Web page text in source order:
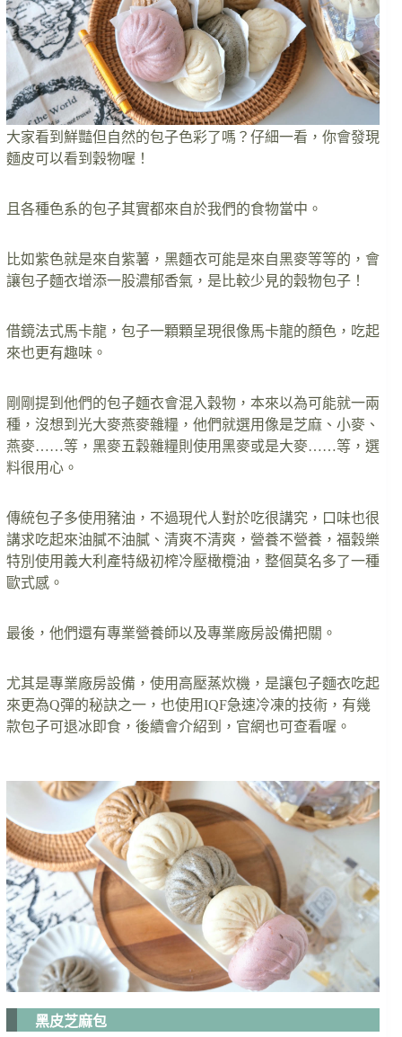
大家看到鮮豔但自然的包子色彩了嗎？仔細一看，你會發現
麵皮可以看到穀物喔！
且各種色系的包子其實都來自於我們的食物當中。
比如紫色就是來自紫薯，黑麵衣可能是來自黑麥等等的，會
讓包子麵衣增添一股濃郁香氣，是比較少見的穀物包子！
借鏡法式馬卡龍，包子一顆顆呈現很像馬卡龍的顏色，吃起
來也更有趣味。
剛剛提到他們的包子麵衣會混入穀物，本來以為可能就一兩
種，沒想到光大麥燕麥雜糧，他們就選用像是芝麻、小麥、
燕麥……等，黑麥五穀雜糧則使用黑麥或是大麥……等，選
料很用心。
傳統包子多使用豬油，不過現代人對於吃很講究，口味也很
講求吃起來油膩不油膩、清爽不清爽，營養不營養，福穀樂
特別使用義大利產特級初榨冷壓橄欖油，整個莫名多了一種
歐式感。
最後，他們還有專業營養師以及專業廠房設備把關。
尤其是專業廠房設備，使用高壓蒸炊機，是讓包子麵衣吃起
來更為Q彈的秘訣之一，也使用IQF急速冷凍的技術，有幾
款包子可退冰即食，後續會介紹到，官網也可查看喔。
黑皮芝麻包